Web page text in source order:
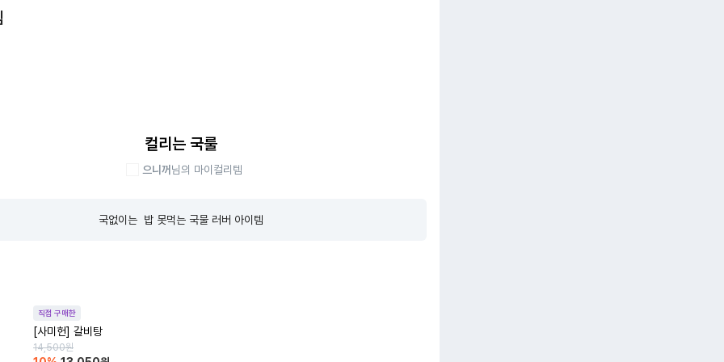
컬리는 국룰
으니꺼 님의 마이컬리템
국없이는  밥 못먹는 국물 러버 아이템
직접 구매한
[사미헌] 갈비탕
14,500원